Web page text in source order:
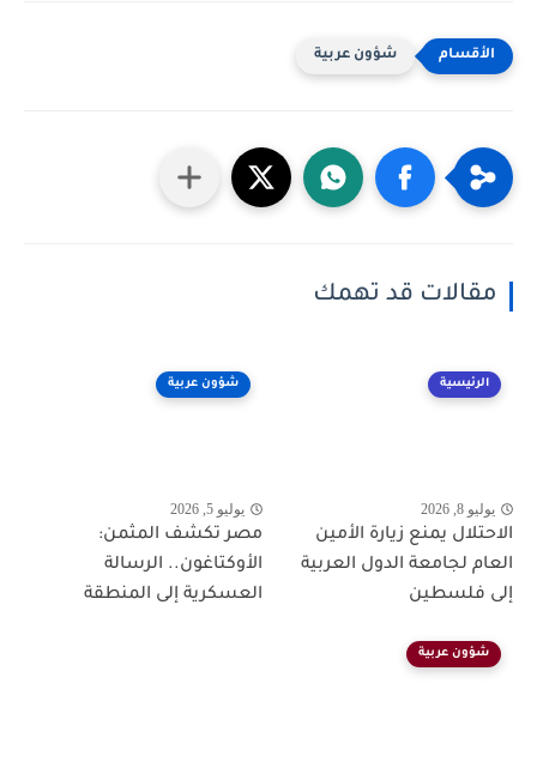
شؤون عربية
مقالات قد تهمك
الرئيسية
يوليو 8, 2026
الاحتلال يمنع زيارة الأمين
العام لجامعة الدول العربية
إلى فلسطين
شؤون عربية
يوليو 5, 2026
مصر تكشف المثمن:
الأوكتاغون.. الرسالة
العسكرية إلى المنطقة
شؤون عربية